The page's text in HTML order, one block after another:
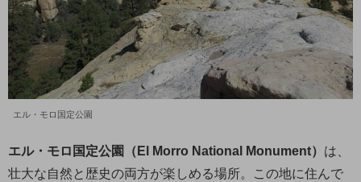
エル・モロ国定公園
エル・モロ国定公園（El Morro National Monument） は、
壮大な自然と歴史の両方が楽しめる場所。この地に住んで